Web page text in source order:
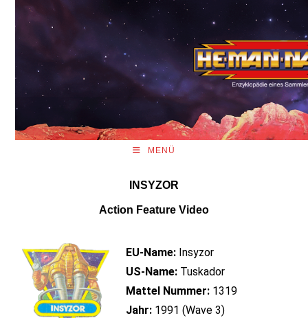
MENÜ
INSYZOR
Action Feature Video
EU-Name: Insyzor
US-Name: Tuskador
Mattel Nummer: 1319
Jahr: 1991 (Wave 3)